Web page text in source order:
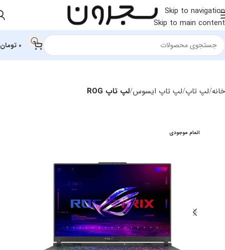
Skip to navigation
Skip to main content
0 تومان
خانه لپ تاپ لپ تاپ ایسوس لپ تاپ ROG
اتمام موجودی